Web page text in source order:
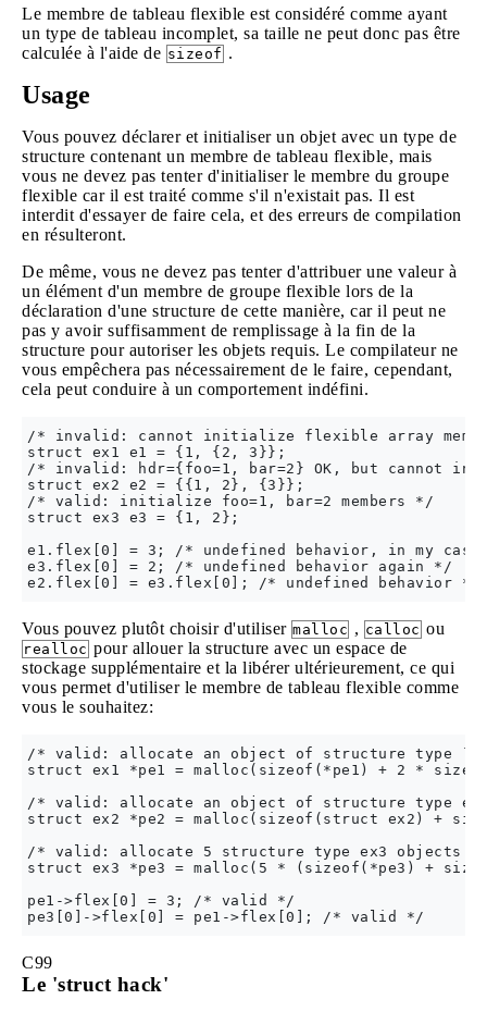
Le membre de tableau flexible est considéré comme ayant
un type de tableau incomplet, sa taille ne peut donc pas être
calculée à l'aide de sizeof .
Usage
Vous pouvez déclarer et initialiser un objet avec un type de
structure contenant un membre de tableau flexible, mais
vous ne devez pas tenter d'initialiser le membre du groupe
flexible car il est traité comme s'il n'existait pas. Il est
interdit d'essayer de faire cela, et des erreurs de compilation
en résulteront.
De même, vous ne devez pas tenter d'attribuer une valeur à
un élément d'un membre de groupe flexible lors de la
déclaration d'une structure de cette manière, car il peut ne
pas y avoir suffisamment de remplissage à la fin de la
structure pour autoriser les objets requis. Le compilateur ne
vous empêchera pas nécessairement de le faire, cependant,
cela peut conduire à un comportement indéfini.
/* invalid: cannot initialize flexible array
struct ex1 e1 = {1, {2, 3}};
/* invalid: hdr={foo=1, bar=2} OK, but cannot
struct ex2 e2 = {{1, 2}, {3}};
/* valid: initialize foo=1, bar=2 members */
struct ex3 e3 = {1, 2};
e1.flex[0] = 3; /* undefined behavior, in my
e3.flex[0] = 2; /* undefined behavior again */
Vous pouvez plutôt choisir d'utiliser malloc , calloc ou
realloc pour allouer la structure avec un espace de
stockage supplémentaire et la libérer ultérieurement, ce qui
vous permet d'utiliser le membre de tableau flexible comme
vous le souhaitez:
/* valid: allocate an object of structure type
struct ex1 *pe1 = malloc(sizeof(*pe1) + 2 *
/* valid: allocate an object of structure type
struct ex2 *pe2 = malloc(sizeof(struct ex2) +
/* valid: allocate 5 structure type ex3 objects
struct ex3 *pe3 = malloc(5 * (sizeof(*pe3) +
pe1->flex[0] = 3; /* valid */
C99
Le 'struct hack'